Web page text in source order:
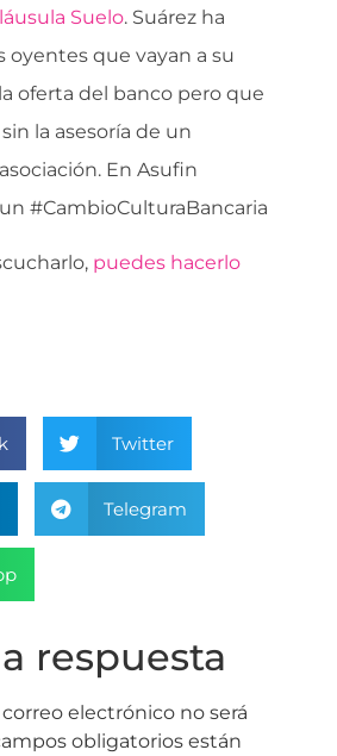
Suelo. Suárez ha
oyentes que vayan a su
oferta del banco pero que
la asesoría de un
En Asufin
#CambioCulturaBancaria
puedes hacerlo
Twitter
Telegram
respuesta
electrónico no será
obligatorios están